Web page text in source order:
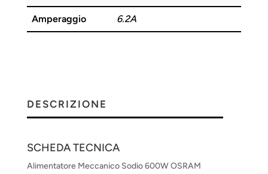
Amperaggio 6.2A
DESCRIZIONE
SCHEDA TECNICA
Alimentatore Meccanico Sodio 600W OSRAM